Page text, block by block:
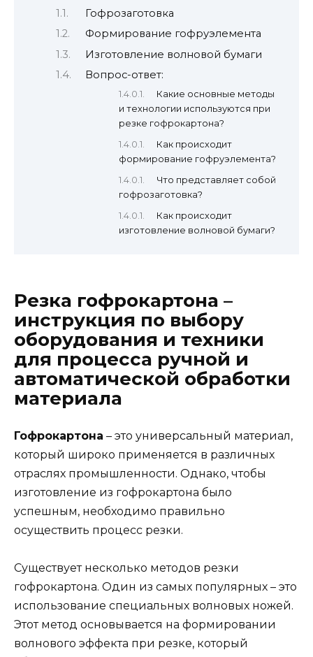
Гофрозаготовка
Формирование гофруэлемента
Изготовление волновой бумаги
Вопрос-ответ:
Какие основные методы
и технологии используются при
резке гофрокартона?
Как происходит
формирование гофруэлемента?
Что представляет собой
гофрозаготовка?
Как происходит
изготовление волновой бумаги?
Резка гофрокартона –
инструкция по выбору
оборудования и техники
для процесса ручной и
автоматической обработки
материала
Гофрокартона – это универсальный материал,
который широко применяется в различных
отраслях промышленности. Однако, чтобы
изготовление из гофрокартона было
успешным, необходимо правильно
осуществить процесс резки.
Существует несколько методов резки
гофрокартона. Один из самых популярных – это
использование специальных волновых ножей.
Этот метод основывается на формировании
волнового эффекта при резке, который